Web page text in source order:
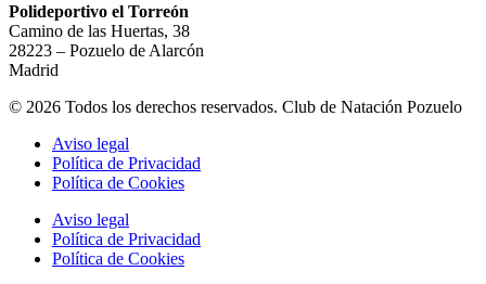
Polideportivo el Torreón
Camino de las Huertas, 38
28223 – Pozuelo de Alarcón
Madrid
© 2026 Todos los derechos reservados. Club de Natación Pozuelo
Aviso legal
Política de Privacidad
Política de Cookies
Aviso legal
Política de Privacidad
Política de Cookies